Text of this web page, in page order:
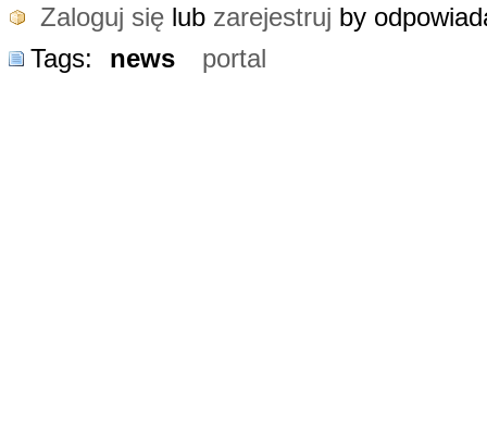
Zaloguj sięlub zarejestruj by
Tags:
news portal